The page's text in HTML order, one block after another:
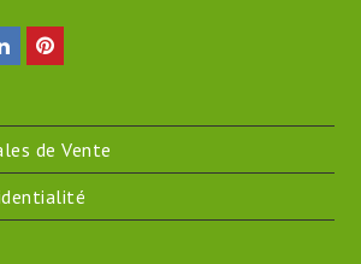
LinkedInPinterest
de Vente